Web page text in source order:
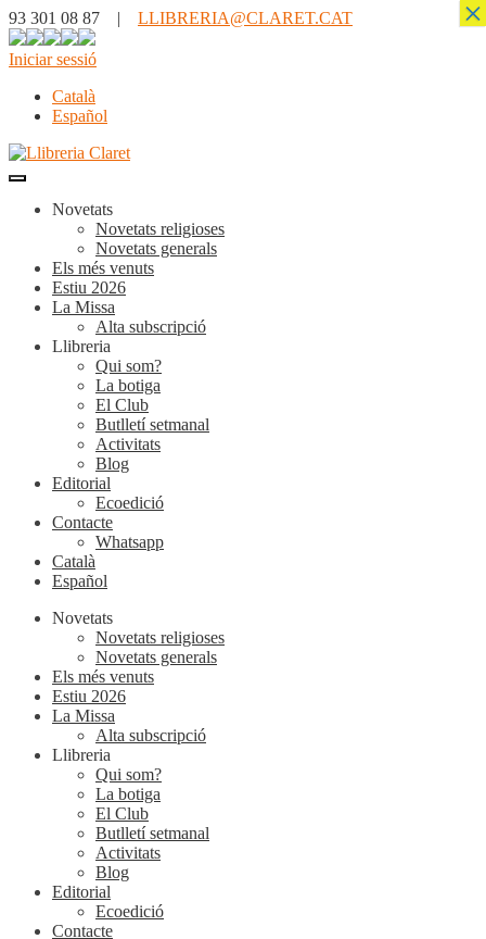
93 301 08 87 | LLIBRERIA@CLARET.CAT
Iniciar sessió
Català
Español
Novetats
Novetats religioses
Novetats generals
Els més venuts
Estiu 2026
La Missa
Alta subscripció
Llibreria
Qui som?
La botiga
El Club
Butlletí setmanal
Activitats
Blog
Editorial
Ecoedició
Contacte
Whatsapp
Català
Español
Novetats
Novetats religioses
Novetats generals
Els més venuts
Estiu 2026
La Missa
Alta subscripció
Llibreria
Qui som?
La botiga
El Club
Butlletí setmanal
Activitats
Blog
Editorial
Ecoedició
Contacte
×